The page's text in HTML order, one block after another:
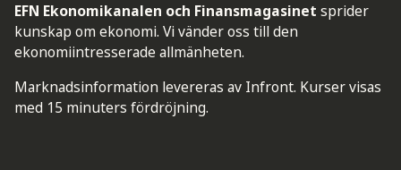
EFN Ekonomikanalen och Finansmagasinet sprider
kunskap om ekonomi. Vi vänder oss till den
ekonomiintresserade allmänheten.
Marknadsinformation levereras av Infront. Kurser visas
med 15 minuters fördröjning.